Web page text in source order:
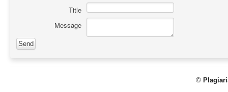
Title
Message
©